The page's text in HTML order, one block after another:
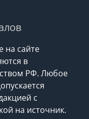
на сайте
в
РФ. Любое
с
на источник.